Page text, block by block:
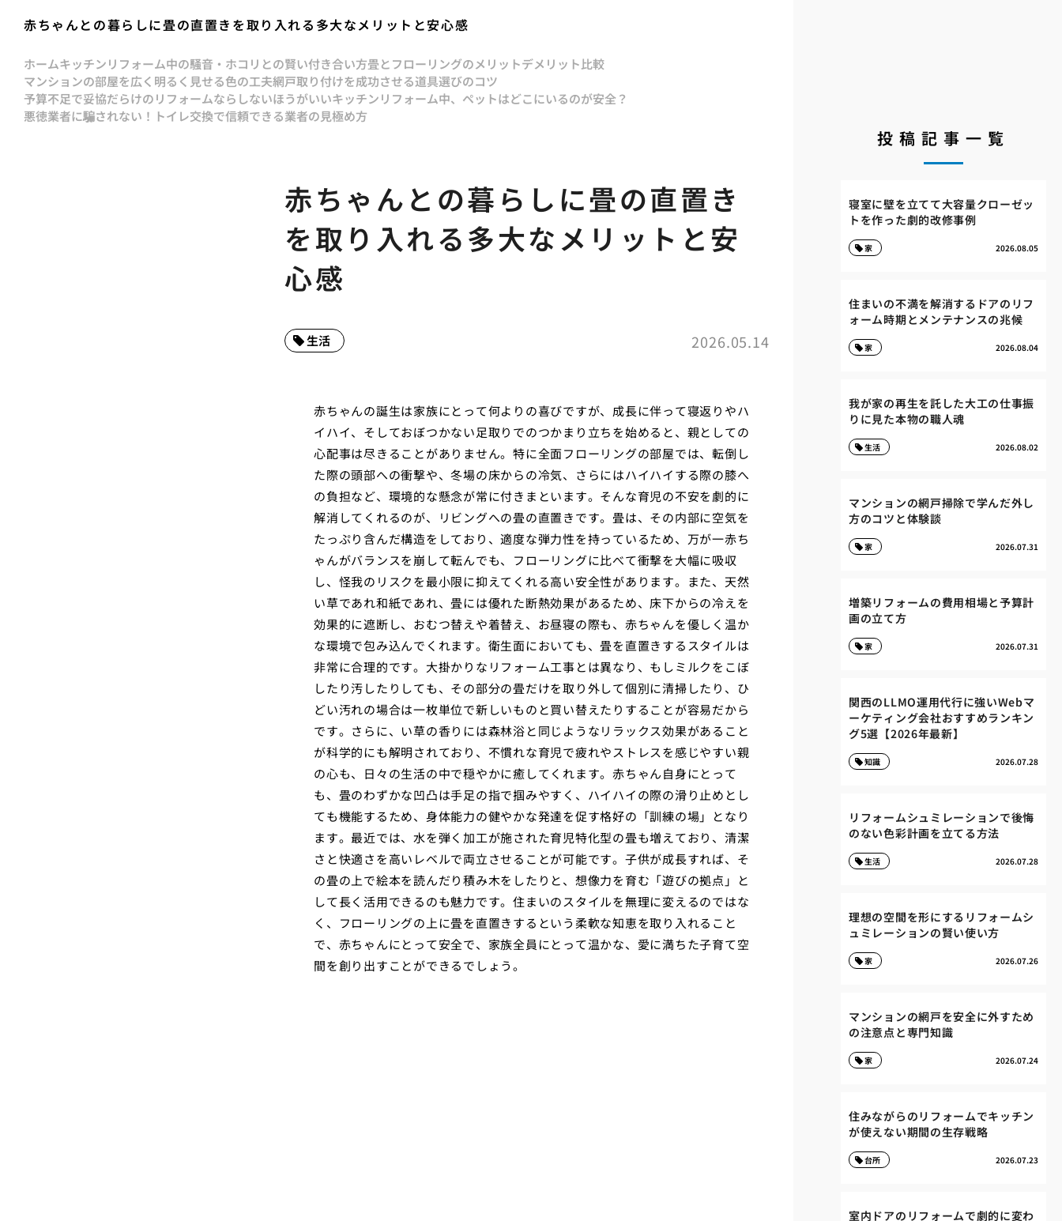
赤ちゃんとの暮らしに畳の直置きを取り入れる多大なメリットと安心感
ホームキッチンリフォーム中の騒音・ホコリとの賢い付き合い方畳とフローリングのメリットデメリット比較
マンションの部屋を広く明るく見せる色の工夫網戸取り付けを成功させる道具選びのコツ
予算不足で妥協だらけのリフォームならしないほうがいいキッチンリフォーム中、ペットはどこにいるのが安全？
悪徳業者に騙されない！トイレ交換で信頼できる業者の見極め方
赤ちゃんとの暮らしに畳の直置き
を取り入れる多大なメリットと安
心感
2026.05.14
生活
赤ちゃんの誕生は家族にとって何よりの喜びですが、成長に伴って寝返りやハ
イハイ、そしておぼつかない足取りでのつかまり立ちを始めると、親としての
心配事は尽きることがありません。特に全面フローリングの部屋では、転倒し
た際の頭部への衝撃や、冬場の床からの冷気、さらにはハイハイする際の膝へ
の負担など、環境的な懸念が常に付きまといます。そんな育児の不安を劇的に
解消してくれるのが、リビングへの畳の直置きです。畳は、その内部に空気を
たっぷり含んだ構造をしており、適度な弾力性を持っているため、万が一赤ち
ゃんがバランスを崩して転んでも、フローリングに比べて衝撃を大幅に吸収
し、怪我のリスクを最小限に抑えてくれる高い安全性があります。また、天然
い草であれ和紙であれ、畳には優れた断熱効果があるため、床下からの冷えを
効果的に遮断し、おむつ替えや着替え、お昼寝の際も、赤ちゃんを優しく温か
な環境で包み込んでくれます。衛生面においても、畳を直置きするスタイルは
非常に合理的です。大掛かりなリフォーム工事とは異なり、もしミルクをこぼ
したり汚したりしても、その部分の畳だけを取り外して個別に清掃したり、ひ
どい汚れの場合は一枚単位で新しいものと買い替えたりすることが容易だから
です。さらに、い草の香りには森林浴と同じようなリラックス効果があること
が科学的にも解明されており、不慣れな育児で疲れやストレスを感じやすい親
の心も、日々の生活の中で穏やかに癒してくれます。赤ちゃん自身にとって
も、畳のわずかな凹凸は手足の指で掴みやすく、ハイハイの際の滑り止めとし
ても機能するため、身体能力の健やかな発達を促す格好の「訓練の場」となり
ます。最近では、水を弾く加工が施された育児特化型の畳も増えており、清潔
さと快適さを高いレベルで両立させることが可能です。子供が成長すれば、そ
の畳の上で絵本を読んだり積み木をしたりと、想像力を育む「遊びの拠点」と
して長く活用できるのも魅力です。住まいのスタイルを無理に変えるのではな
く、フローリングの上に畳を直置きするという柔軟な知恵を取り入れること
で、赤ちゃんにとって安全で、家族全員にとって温かな、愛に満ちた子育て空
間を創り出すことができるでしょう。
投稿記事一覧
寝室に壁を立てて大容量クローゼッ
トを作った劇的改修事例
2026.08.05
家
住まいの不満を解消するドアのリフ
ォーム時期とメンテナンスの兆候
2026.08.04
家
我が家の再生を託した大工の仕事振
りに見た本物の職人魂
2026.08.02
生活
マンションの網戸掃除で学んだ外し
方のコツと体験談
2026.07.31
家
増築リフォームの費用相場と予算計
画の立て方
2026.07.31
家
関西のLLMO運用代行に強いWebマ
ーケティング会社おすすめランキン
グ5選【2026年最新】
2026.07.28
知識
リフォームシュミレーションで後悔
のない色彩計画を立てる方法
2026.07.28
生活
理想の空間を形にするリフォームシ
ュミレーションの賢い使い方
2026.07.26
家
マンションの網戸を安全に外すため
の注意点と専門知識
2026.07.24
家
住みながらのリフォームでキッチン
が使えない期間の生存戦略
2026.07.23
台所
室内ドアのリフォームで劇的に変わ